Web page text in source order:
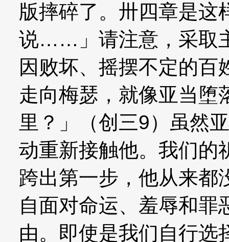
版摔碎了。卅四章是这
说……」请注意，采取
因败坏、摇摆不定的百
走向梅瑟，就像亚当堕
里？」（创三9）虽然
动重新接触他。我们的
跨出第一步，他从来都
自面对命运、羞辱和罪
由。即使是我们自行选